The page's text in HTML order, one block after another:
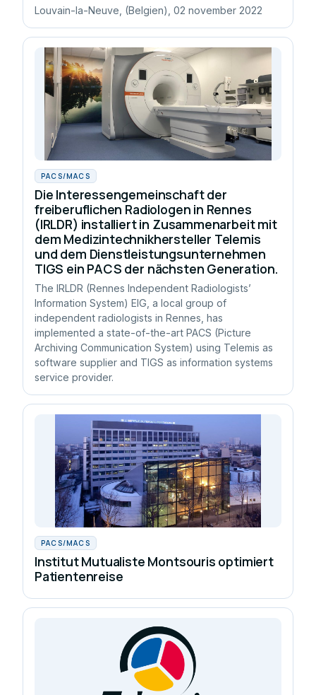
Louvain-la-Neuve, (Belgien), 02 november 2022
PACS/MACS
Die Interessengemeinschaft der
freiberuflichen Radiologen in Rennes
(IRLDR) installiert in Zusammenarbeit mit
dem Medizintechnikhersteller Telemis
und dem Dienstleistungsunternehmen
TIGS ein PACS der nächsten Generation.
The IRLDR (Rennes Independent Radiologists’
Information System) EIG, a local group of
independent radiologists in Rennes, has
implemented a state-of-the-art PACS (Picture
Archiving Communication System) using Telemis as
software supplier and TIGS as information systems
service provider.
PACS/MACS
Institut Mutualiste Montsouris optimiert
Patientenreise